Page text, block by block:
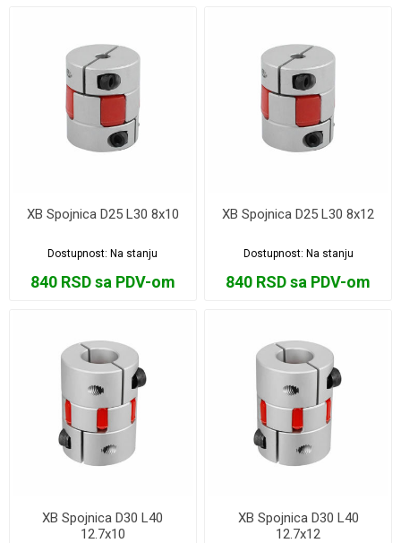
XB Spojnica D25 L30 8x10
Dostupnost: Na stanju
840 RSD sa PDV-om
XB Spojnica D25 L30 8x12
Dostupnost: Na stanju
840 RSD sa PDV-om
XB Spojnica D30 L40
12.7x10
XB Spojnica D30 L40
12.7x12